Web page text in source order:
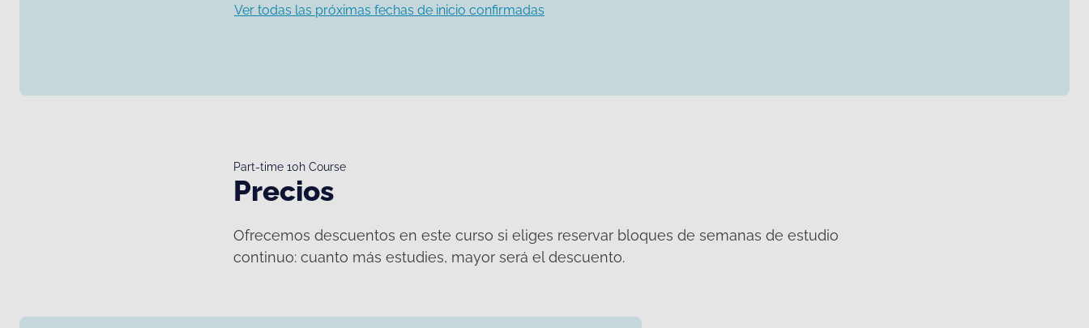
Ver todas las próximas fechas de inicio confirmadas
Part-time 10h Course
Precios
Ofrecemos descuentos en este curso si eliges reservar bloques de semanas de estudio
continuo: cuanto más estudies, mayor será el descuento.